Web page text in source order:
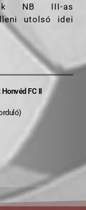
NB III-as
utolsó idei
FC II